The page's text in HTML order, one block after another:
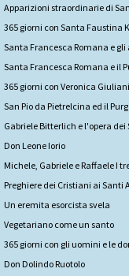
Apparizioni straordinarie di
365 giorni con Santa Faustina
Santa Francesca Romana e gli
Santa Francesca Romana e il
365 giorni con Veronica Giuliani
San Pio da Pietrelcina ed il
Gabriele Bitterlich e l'opera dei
Don Leone Iorio
Michele, Gabriele e Raffaele I
Preghiere dei Cristiani ai Santi
Un eremita esorcista svela
Vegetariano come un santo
365 giorni con gli uomini e le
Don Dolindo Ruotolo